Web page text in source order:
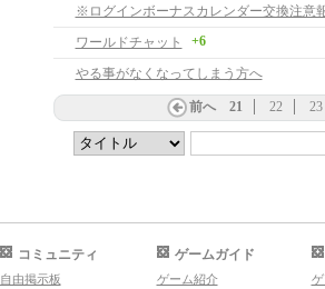
※ログインボーナスカレンダー交換注意
ワールドチャット
+6
やる事がなくなってしまう方へ
前へ 21 22 23
コミュニティ
自由掲示板
ゲームガイド
ゲーム紹介